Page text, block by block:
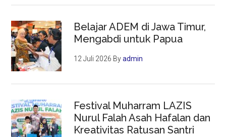
Belajar ADEM di Jawa Timur,
Mengabdi untuk Papua
12 Juli 2026 Byadmin
Festival Muharram LAZIS
Nurul Falah Asah Hafalan dan
Kreativitas Ratusan Santri